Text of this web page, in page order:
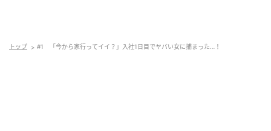
トップ #1 「今から家行ってイイ？」入社1日目でヤバい女に捕まった…！